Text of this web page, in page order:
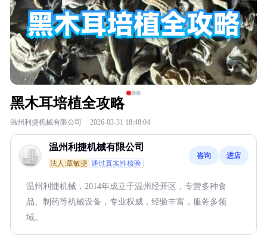
黑木耳培植全攻略
温州利捷机械有限公司 · 2026-03-31 18:48:04
温州利捷机械有限公司
法人:章敏捷 通过真实性核验
咨询 进店
温州利捷机械，2014年成立于温州经开区，专营多种食
品、制药等机械设备，专业权威，经验丰富，服务多领
域。